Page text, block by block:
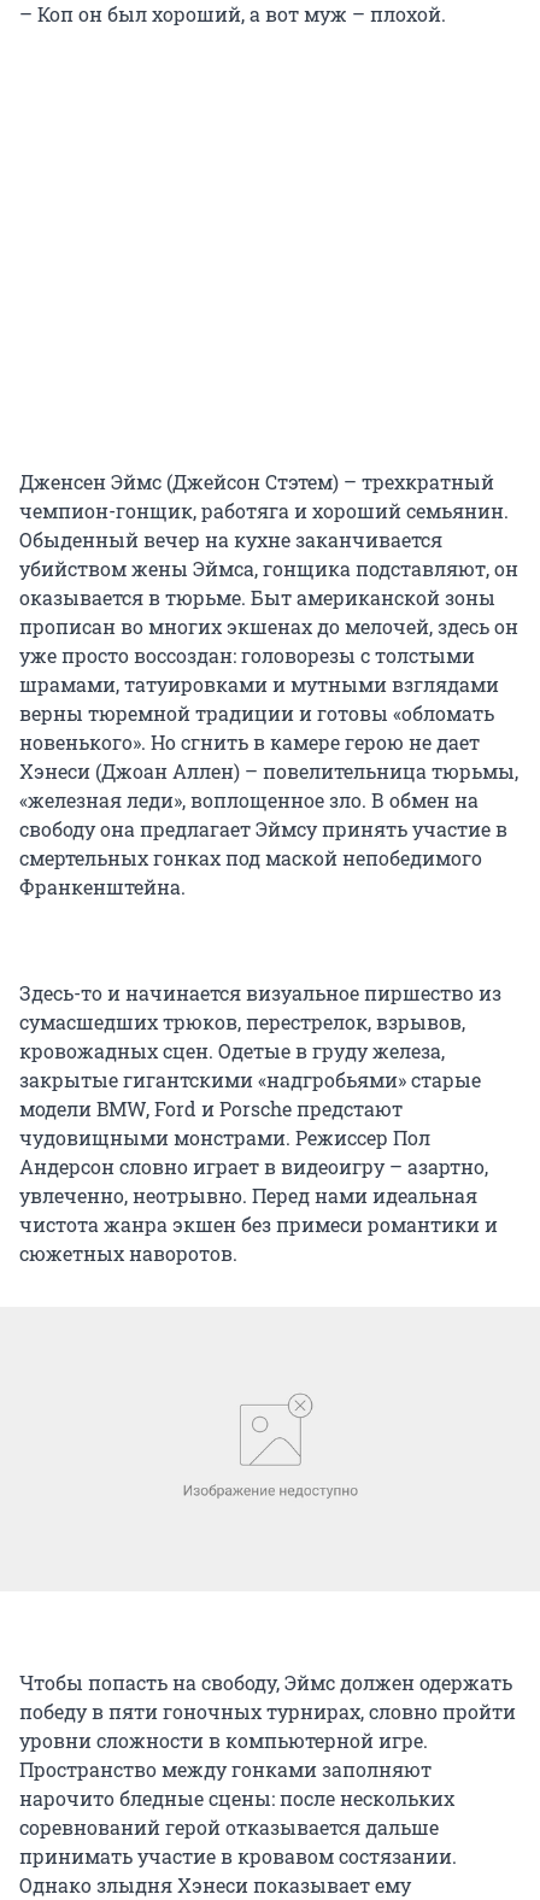
– Коп он был хороший, а вот муж – плохой.
Дженсен Эймс (Джейсон Стэтем) – трехкратный
чемпион-гонщик, работяга и хороший семьянин.
Обыденный вечер на кухне заканчивается
убийством жены Эймса, гонщика подставляют, он
оказывается в тюрьме. Быт американской зоны
прописан во многих экшенах до мелочей, здесь он
уже просто воссоздан: головорезы с толстыми
шрамами, татуировками и мутными взглядами
верны тюремной традиции и готовы «обломать
новенького». Но сгнить в камере герою не дает
Хэнеси (Джоан Аллен) – повелительница тюрьмы,
«железная леди», воплощенное зло. В обмен на
свободу она предлагает Эймсу принять участие в
смертельных гонках под маской непобедимого
Франкенштейна.
Здесь-то и начинается визуальное пиршество из
сумасшедших трюков, перестрелок, взрывов,
кровожадных сцен. Одетые в груду железа,
закрытые гигантскими «надгробьями» старые
модели BMW, Ford и Porsche предстают
чудовищными монстрами. Режиссер Пол
Андерсон словно играет в видеоигру – азартно,
увлеченно, неотрывно. Перед нами идеальная
чистота жанра экшен без примеси романтики и
сюжетных наворотов.
Чтобы попасть на свободу, Эймс должен одержать
победу в пяти гоночных турнирах, словно пройти
уровни сложности в компьютерной игре.
Пространство между гонками заполняют
нарочито бледные сцены: после нескольких
соревнований герой отказывается дальше
принимать участие в кровавом состязании.
Однако злыдня Хэнеси показывает ему